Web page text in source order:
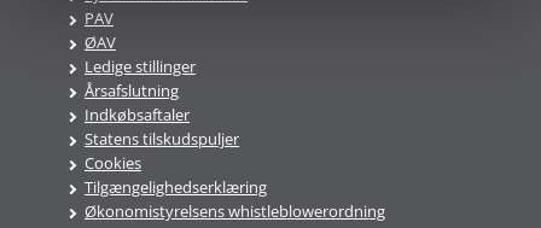
PAV
ØAV
Ledige stillinger
Årsafslutning
Indkøbsaftaler
Statens tilskudspuljer
Cookies
Tilgængelighedserklæring
Økonomistyrelsens whistleblowerordning